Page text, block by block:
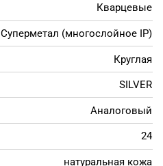
Кварцевые
Суперметал (многослойное IP)
Круглая
SILVER
Аналоговый
24
натуральная кожа